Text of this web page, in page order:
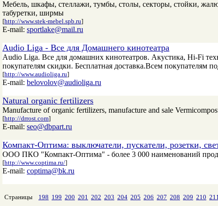
Мебель, шкафы, стеллажи, тумбы, столы, секторы, стойки,
табуретки, ширмы
[http://www.stek-mebel.spb.ru]
E-mail: sportlake@mail.ru
Audio Liga - Все для Домашнего кинотеатра
Audio Liga. Все для домашних кинотеатров. Акустика, Hi-Fi
покупателям скидки. Бесплатная доставка.Всем покупателям
[http://www.audioliga.ru]
E-mail: belovolov@audioliga.ru
Natural organic fertilizers
Manufacture of organic fertilizers, manufacture and sale
[http://drrost.com]
E-mail: seo@dbpart.ru
Компакт-Оптима: выключатели, пускатели, розетки,
ООО ПКО "Компакт-Оптима" - более 3 000 наименований
[http://www.coptima.ru/]
E-mail: coptima@bk.ru
Страницы 198 199 200 201 202 203 204 205 206 207 208 209 210